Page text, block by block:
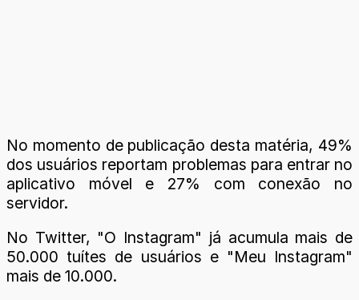
No momento de publicação desta matéria, 49%
dos usuários reportam problemas para entrar no
aplicativo móvel e 27% com conexão no
servidor.
No Twitter, "O Instagram" já acumula mais de
50.000 tuítes de usuários e "Meu Instagram"
mais de 10.000.